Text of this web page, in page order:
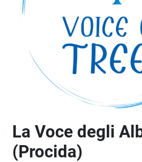
La Voce degli
(Procida)